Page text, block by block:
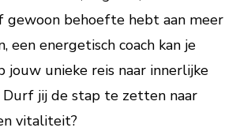
gewoon behoefte hebt aan meer
een energetisch coach kan je
jouw unieke reis naar innerlijke
Durf jij de stap te zetten naar
vitaliteit?